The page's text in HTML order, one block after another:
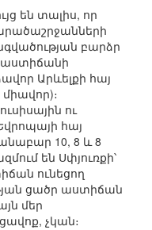
են տալիս, որ
բարձր
աստիճանի
Արևելքի հայ
ու
հայ
10, 8 և 8
են Սփյուռքի՝
ունեցող
ցածր աստիճան
մեր
չկան։